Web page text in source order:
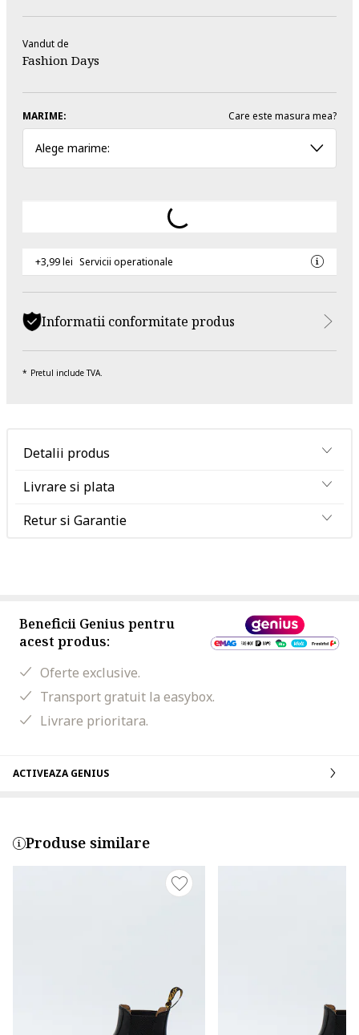
Vandut de
Fashion Days
MARIME: Care este masura mea?
Alege marime:
+3,99 lei Servicii operationale
Informatii conformitate produs
Pretul include TVA.
Detalii produs
Livrare si plata
Retur si Garantie
Beneficii Genius pentru
acest produs:
Oferte exclusive.
Transport gratuit la easybox.
Livrare prioritara.
ACTIVEAZA GENIUS
Produse similare